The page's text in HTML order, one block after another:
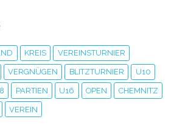
KREIS VEREINSTURNIER
VERGNÜGEN BLITZTURNIER U10
PARTIEN U16 OPEN CHEMNITZ
VEREIN